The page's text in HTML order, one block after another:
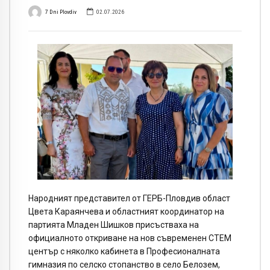
7 Dni Plovdiv 02.07.2026
Народният представител от ГЕРБ-Пловдив област
Цвета Караянчева и областният координатор на
партията Младен Шишков присъстваха на
официалното откриване на нов съвременен СТЕМ
център с няколко кабинета в Професионалната
гимназия по селско стопанство в село Белозем,